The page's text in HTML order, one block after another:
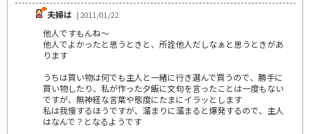
夫婦は | 2011/01/22
他人ですもんね～
他人でよかったと思うときと、所詮他人だしなぁと思うときがあ
ります
うちは買い物は何でも主人と一緒に行き選んで買うので、勝手に
買い物したり、私が作った夕飯に文句を言ったことは一度もない
ですが、無神経な言葉や態度にたまにイラッとします
私は我慢するほうですが、溜まりに溜まると爆発するので、主人
はなんで？となるようです